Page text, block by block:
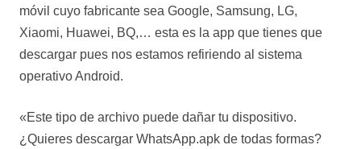
móvil cuyo fabricante sea Google, Samsung, LG,
Xiaomi, Huawei, BQ,… esta es la app que tienes que
descargar pues nos estamos refiriendo al sistema
operativo Android.
«Este tipo de archivo puede dañar tu dispositivo.
¿Quieres descargar WhatsApp.apk de todas formas?